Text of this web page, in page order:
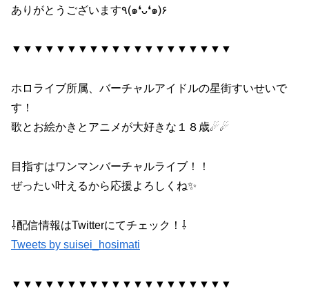
ありがとうございます٩(๑❛ᴗ❛๑)۶
▼▼▼▼▼▼▼▼▼▼▼▼▼▼▼▼▼▼▼▼
ホロライブ所属、バーチャルアイドルの星街すいせいで
す！
歌とお絵かきとアニメが大好きな１８歳☄☄
目指すはワンマンバーチャルライブ！！
ぜったい叶えるから応援よろしくね✨
⇩配信情報はTwitterにてチェック！⇩
Tweets by suisei_hosimati
▼▼▼▼▼▼▼▼▼▼▼▼▼▼▼▼▼▼▼▼